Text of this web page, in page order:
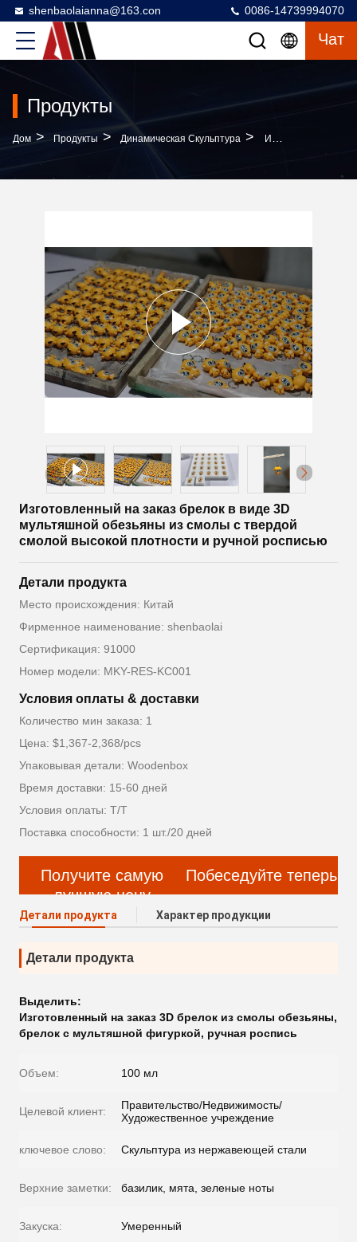
shenbaolaianna@163.con 0086-14739994070
Чат
Продукты
Дом > Продукты > Динамическая Скульптура > Изготовленный На Заказ Брелок В Виде 3D Мультяшной Обезьяны Из Смолы С Твердой Смолой Высокой Плотности И Ручной Росписью
Изготовленный на заказ брелок в виде 3D
мультяшной обезьяны из смолы с твердой
смолой высокой плотности и ручной росписью
Детали продукта
Место происхождения: Китай
Фирменное наименование: shenbaolai
Сертификация: 91000
Номер модели: MKY-RES-KC001
Условия оплаты & доставки
Количество мин заказа: 1
Цена: $1,367-2,368/pcs
Упаковывая детали: Woodenbox
Время доставки: 15-60 дней
Условия оплаты: Т/Т
Поставка способности: 1 шт./20 дней
Получите самую
лучшую цену
Побеседуйте теперь
Детали продукта Характер продукции
Детали продукта
Выделить:
Изготовленный на заказ 3D брелок из смолы обезьяны,
брелок с мультяшной фигуркой, ручная роспись
Объем: 100 мл
Целевой клиент:
Правительство/Недвижимость/
Художественное учреждение
ключевое слово: Скульптура из нержавеющей стали
Верхние заметки: базилик, мята, зеленые ноты
Закуска: Умеренный